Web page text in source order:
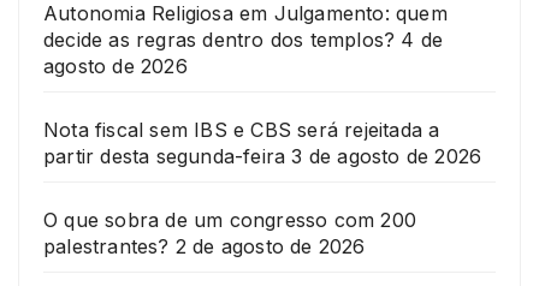
Autonomia Religiosa em Julgamento: quem
decide as regras dentro dos templos? 4 de
agosto de 2026
Nota fiscal sem IBS e CBS será rejeitada a
partir desta segunda-feira 3 de agosto de 2026
O que sobra de um congresso com 200
palestrantes? 2 de agosto de 2026